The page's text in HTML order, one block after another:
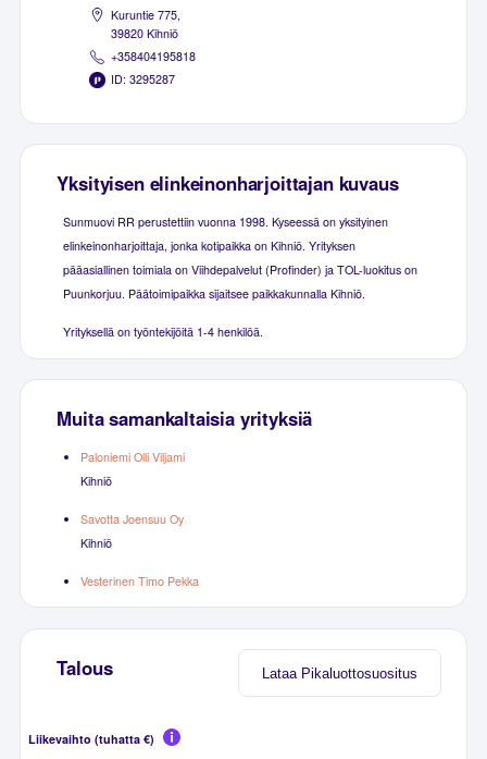
Kuruntie 775,
39820 Kihniö
+358404195818
ID: 3295287
Yksityisen elinkeinonharjoittajan kuvaus
Sunmuovi RR perustettiin vuonna 1998. Kyseessä on yksityinen
elinkeinonharjoittaja, jonka kotipaikka on Kihniö. Yrityksen
pääasiallinen toimiala on Viihdepalvelut (Profinder) ja TOL-luokitus on
Puunkorjuu. Päätoimipaikka sijaitsee paikkakunnalla Kihniö.
Yrityksellä on työntekijöitä 1-4 henkilöä.
Muita samankaltaisia yrityksiä
Paloniemi Olli Viljami
Kihniö
Savotta Joensuu Oy
Kihniö
Vesterinen Timo Pekka
Lataa Pikaluottosuositus
Talous
Liikevaihto (tuhatta €)